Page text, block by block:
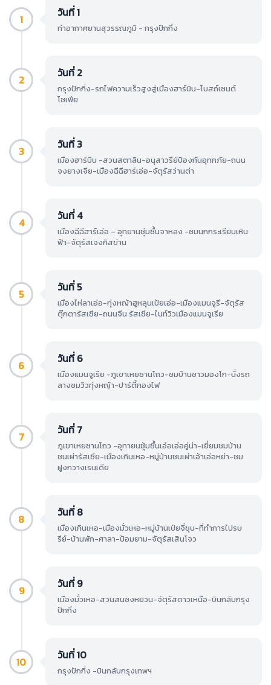
1 วันที่ 1
ท่าอากาศยานสุวรรณภูมิ - กรุงปักกิ่ง
2 วันที่ 2
กรุงปักกิ่ง-รถไฟความเร็วสูงสู่เมืองฮาร์บิน-โบสถ์เซนต์
โซเฟีย
3 วันที่ 3
เมืองฮาร์บิน -สวนสตาลิน-อนุสาวรีย์ป้องกันอุทกภัย-ถนน
จงยางเจีย-เมืองฉีฉีฮาร์เอ่อ-จัตุรัสว่านต่า
4 วันที่ 4
เมืองฉีฉีฮาร์เอ่อ – อุทยานชุ่มชื้นจาหลง -ชมนกกระเรียนเหิน
ฟ้า-จัตุรัสเจงกิสข่าน
5 วันที่ 5
เมืองไห่ลาเอ่อ-ทุ่งหญ้าฮูหลุนเป้ยเอ่อ-เมืองแมนจูรี-จัตุรัส
ตุ๊กตารัสเซีย-ถนนจีน รัสเซีย-ไนท์วิวเมืองแมนจูเรีย
6 วันที่ 6
เมืองแมนจูเรีย -ภูเขาเหยซานโถว-ชมบ้านชาวมองโก-นั่งรถ
ลางชมวิวทุ่งหญ้า-ปาร์ตี้กองไฟ
7 วันที่ 7
ภูเขาเหยซานโถว -อุทายนซุ้มชื้นเอ๋อเอ่อคู่น่า-เยี่ยมชมบ้าน
ชนเผ่ารัสเซีย-เมืองเกินเหอ-หมู่บ้านชนเผ่าเอ้าเอ่อหย่า-ชม
ฝูงกวางเรนเดีย
8 วันที่ 8
เมืองเกินเหอ-เมืองมั่วเหอ-หมู่บ้านเป่ยจี่ชุน-ที่ทำการไปรษ
รีย์-บ้านพัก-ศาลา-ป้อมยาม-จัตุรัสเสินโจว
9 วันที่ 9
เมืองมั่วเหอ-สวนสนซงหยวน-จัตุรัสดาวเหนือ-บินกลับกรุง
ปักกิ่ง
10 วันที่ 10
กรุงปักกิ่ง -บินกลับกรุงเทพฯ